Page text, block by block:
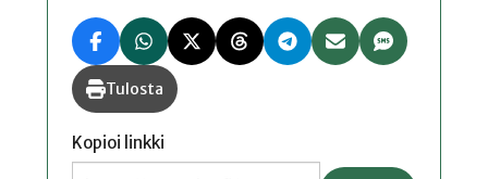
Tulosta
Kopioi linkki